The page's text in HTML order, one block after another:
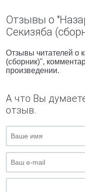
Отзывы о
Секизяба
Отзывы читателей о
(сборник)",
произведении.
А что Вы
отзыв.